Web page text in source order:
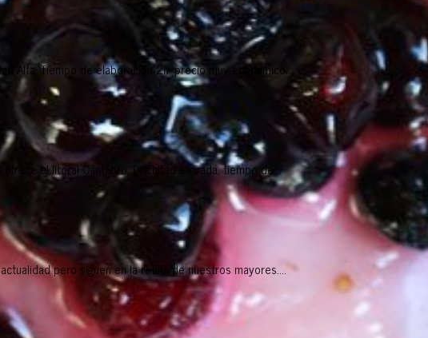
Alta, Tiempo de elaboración 2h, precio muy económico...
el litoral Cántabro, Dificultad elevada, tiempo de...
pero siguen en la retina de nuestros mayores....